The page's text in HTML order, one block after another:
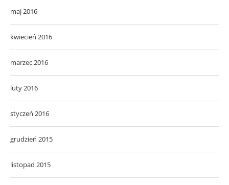
maj 2016
kwiecień 2016
marzec 2016
luty 2016
styczeń 2016
grudzień 2015
listopad 2015